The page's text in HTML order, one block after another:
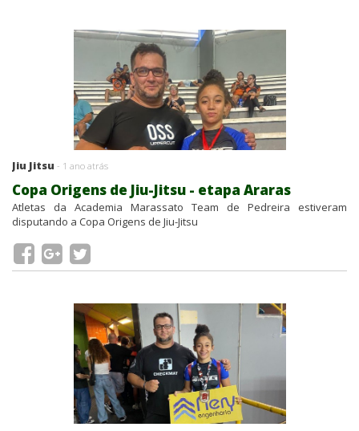
Jiu Jitsu - 1 ano atrás
Copa Origens de Jiu-Jitsu - etapa Araras
Atletas da Academia Marassato Team de Pedreira estiveram
disputando a Copa Origens de Jiu-Jitsu